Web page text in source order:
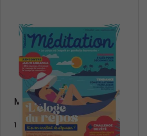
Méditation
1 an